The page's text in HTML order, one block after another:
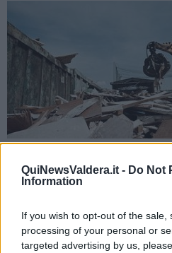
QuiNewsValdera.it - Do Not
Information
If you wish to opt-out of the
processing of your personal or
targeted advertising by us,
carica di scarti ferrosi